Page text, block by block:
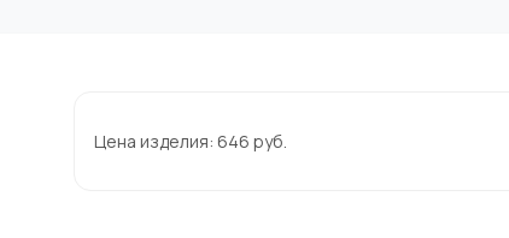
Цена изделия: 646 руб.